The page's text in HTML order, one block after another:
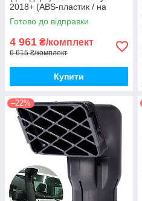
2018+ (ABS-пластик / на
скотчі 3М)
Готово до відправки
4 961 ₴/комплект
6 615 ₴/комплект
Купити
–22%